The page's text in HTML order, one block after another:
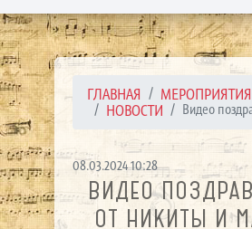
ГЛАВНАЯ
МЕРОПРИЯТИЯ
НОВОСТИ
Видео
08.03.2024 10:28
ВИДЕО
ОТ НИКИТЫ И